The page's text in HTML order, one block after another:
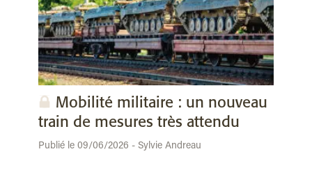
Mobilité militaire : un nouveau
train de mesures très attendu
Publié le 09/06/2026 - Sylvie Andreau